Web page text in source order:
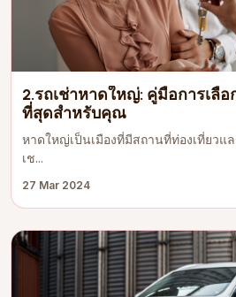
2.รถเช่าหาดใหญ่: คู่มือการเลื
ที่สุดสำหรับคุณ
หาดใหญ่เป็นเมืองที่มีสถานที่ท่องเที่ยวแ
เช...
27 Mar 2024